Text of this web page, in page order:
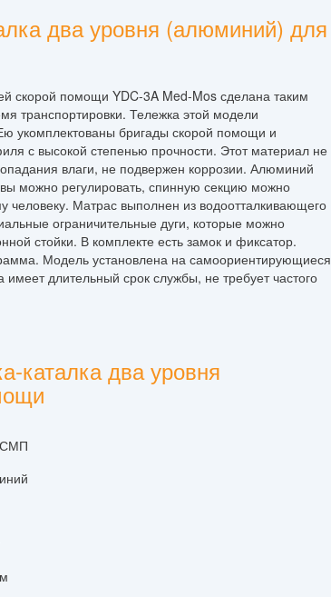
два уровня (алюминий) для
скорой помощи YDC-3A Med-Mos сделана таким
транспортировки. Тележка этой модели
укомплектованы бригады скорой помощи и
с высокой степенью прочности. Этот материал не
влаги, не подвержен коррозии. Алюминий
можно регулировать, спинную секцию можно
человеку. Матрас выполнен из водоотталкивающего
ограничительные дуги, которые можно
стойки. В комплекте есть замок и фиксатор.
Модель установлена на самоориентирующиеся
длительный срок службы, не требует частого
каталка два уровня